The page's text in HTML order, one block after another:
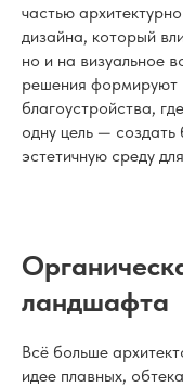
частью
дизайна, который
но и на визуальное
решения формируют
благоустройства,
одну цель —
эстетичную среду
ландшафта
Всё больше
идее плавных,